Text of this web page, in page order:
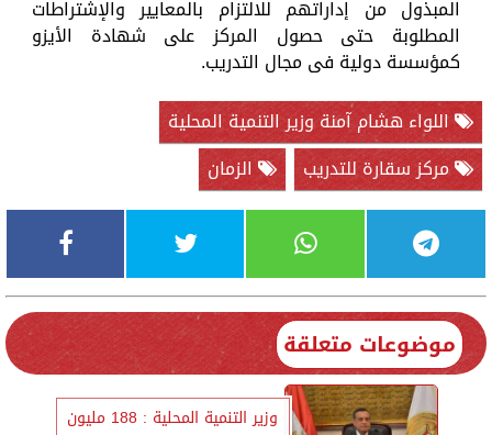
المبذول من إداراتهم للالتزام بالمعايير والإشتراطات
المطلوبة حتى حصول المركز على شهادة الأيزو
كمؤسسة دولية فى مجال التدريب.
اللواء هشام آمنة وزير التنمية المحلية
مركز سقارة للتدريب
الزمان
موضوعات متعلقة
وزير التنمية المحلية : 188 مليون